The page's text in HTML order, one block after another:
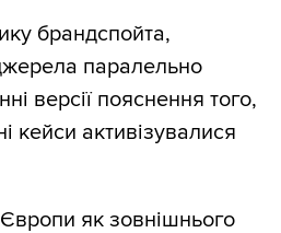
брандспойта,
паралельно
версії пояснення того,
кейси активізувалися
як зовнішнього